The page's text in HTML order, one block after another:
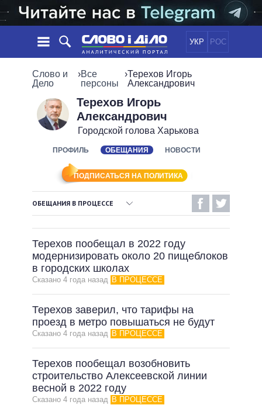
УКР РОС
НОВОСТИ
ЛЕНТА
СОБЫТИЯ
МНЕНИЯ
ОБЗОРЫ
ДАЙДЖЕСТЫ
ПОЛИТИКА
ЭКОНОМИКА
ОБЩЕСТВО
МИР
ОБЕЩАНИЯ
ПОЛИТИКИ
ВСЕ ПОЛИТИКИ
ПРЕЗИДЕНТ И ОФИС
ВЕРХОВНАЯ РАДА
КАБИНЕТ МИНИСТРОВ
ВСЕ ПЕРСОНЫ
ИНФОГРАФИКА
ВИДЕО
ПОДДЕРЖАТЬ
СРАВНЕНИЕ ПОЛИТИКОВ
Слово и
Дело
›Все
персоны
›Терехов Игорь
Александрович
Терехов Игорь
Александрович
Городской голова Харькова
ПРОФИЛЬ ОБЕЩАНИЯ НОВОСТИ
ПОДПИСАТЬСЯ НА ПОЛИТИКА
ОБЕЩАНИЯ В ПРОЦЕССЕ
НЕВЫПОЛНЕННЫЕ ОБЕЩАНИЯ
ОБЕЩАНИЯ В ПРОЦЕССЕ
ВСЕ ОБЕЩАНИЯ
АРХИВНЫЕ ОБЕЩАНИЯ
Терехов пообещал в 2022 году
модернизировать около 20 пищеблоков
в городских школах
Сказано 4 года назад В ПРОЦЕССЕ
Терехов заверил, что тарифы на
проезд в метро повышаться не будут
Сказано 4 года назад В ПРОЦЕССЕ
Терехов пообещал возобновить
строительство Алексеевской линии
весной в 2022 году
Сказано 4 года назад В ПРОЦЕССЕ